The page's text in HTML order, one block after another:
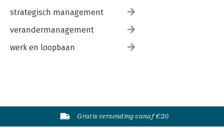
strategisch management
verandermanagement
werk en loopbaan
Gratis verzending vanaf €20